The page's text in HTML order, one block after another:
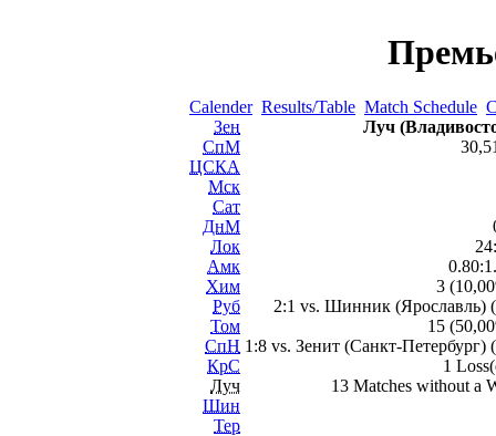
Calender Results/Table Match Schedule
Зен
СпМ
ЦСКА
Мск
Сат
ДнМ
Лок
Амк
Хим
Руб
Том
СпН
КрС
Луч
Шин
Тер
Луч
3
2:1 vs. Шинник (Ярославль)
15
1:8 vs. Зенит (Санкт-Петербург)
1
13 Matches without a